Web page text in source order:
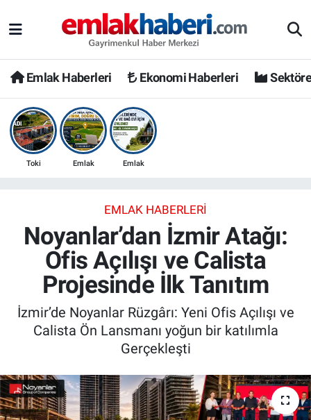
Emlak Haberleri Ekonomi Haberleri
Toki Emlak Emlak
EMLAK HABERLERI
Noyanlar’dan İzmir Atağı:
Ofis Açılışı ve Calista
Projesinde İlk Tanıtım
İzmir’de Noyanlar Rüzgârı: Yeni Ofis Açılışı ve
Calista Ön Lansmanı yoğun bir katılımla
Gerçekleşti